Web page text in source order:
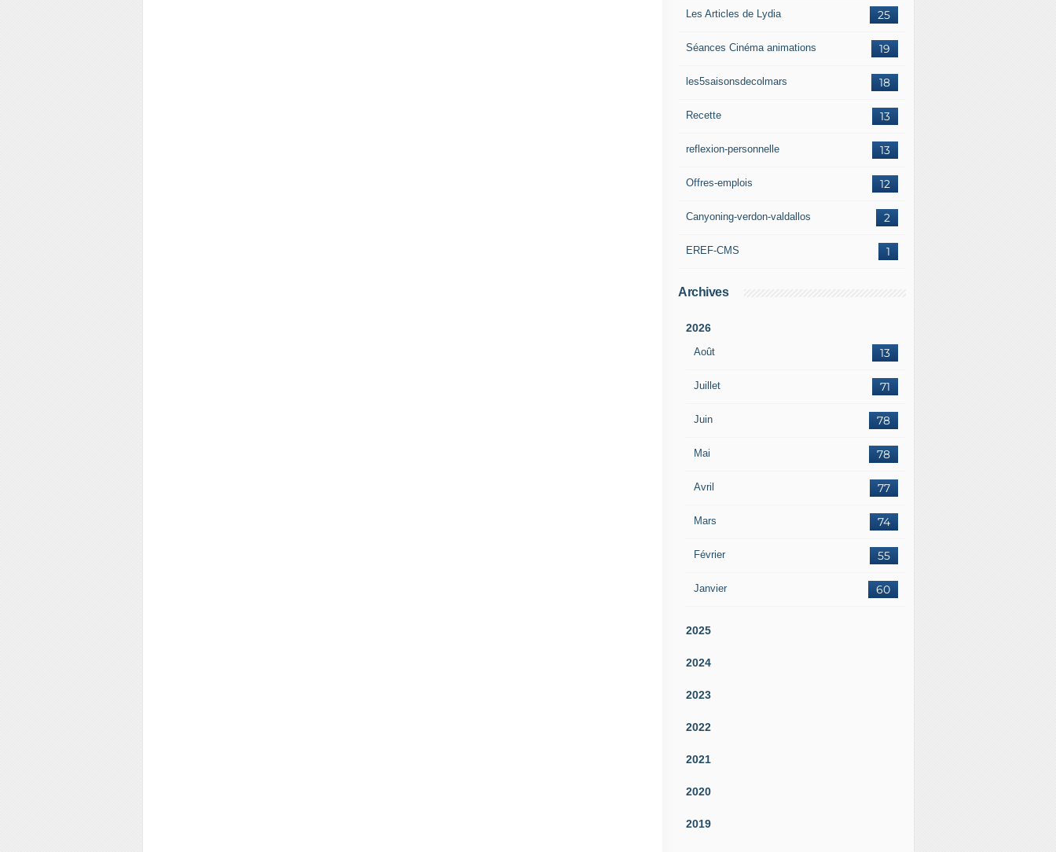
25
Les Articles de Lydia
19
Séances Cinéma animations
18
les5saisonsdecolmars
13
Recette
13
reflexion-personnelle
12
Offres-emplois
2
Canyoning-verdon-valdallos
1
EREF-CMS
Archives
2026
Août 13
Juillet 71
Juin 78
Mai 78
Avril 77
Mars 74
Février 55
Janvier 60
2025
2024
2023
2022
2021
2020
2019